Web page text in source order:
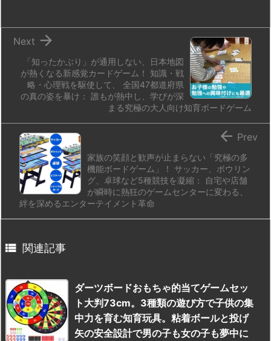
「知ったかぶり」が通用しない、日本地図
が熱くなる新感覚カードゲーム！ 知識・戦
略・心理戦を駆使して、 全国47都道府県
の真の姿を暴け： 誰もが熱中し、学びが深
まる究極の大人向け知育ボードゲーム

Next
家族の笑顔と歓声が止まらない「究極の多
機能ボードゲーム」！ サッカー、ボウリン
グ、卓球など5種競技を凝縮： 自宅や店舗
が瞬時に熱狂のゲームセンターに変わる、
絆を深めるエンターテイメント革命
 Prev
 関連記事
ダーツボードおもちゃ的当てゲームセッ
ト大判73cm。3種類の遊び方で子供の集
中力を育む知育玩具。粘着ボールと投げ
矢の安全設計で男の子も女の子も夢中に